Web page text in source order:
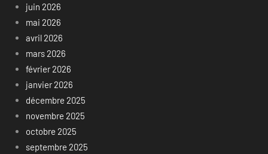
juin 2026
mai 2026
avril 2026
mars 2026
février 2026
janvier 2026
décembre 2025
novembre 2025
octobre 2025
septembre 2025